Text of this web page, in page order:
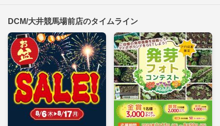
DCM/大井競馬場前店のタイムライン